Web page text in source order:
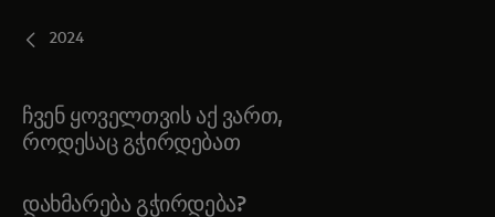
2024
ჩვენ ყოველთვის აქ ვართ,
როდესაც გჭირდებათ
ᲓᲐᲮᲛᲐᲠᲔᲑᲐ ᲒᲭᲘᲠᲓᲔᲑᲐ?